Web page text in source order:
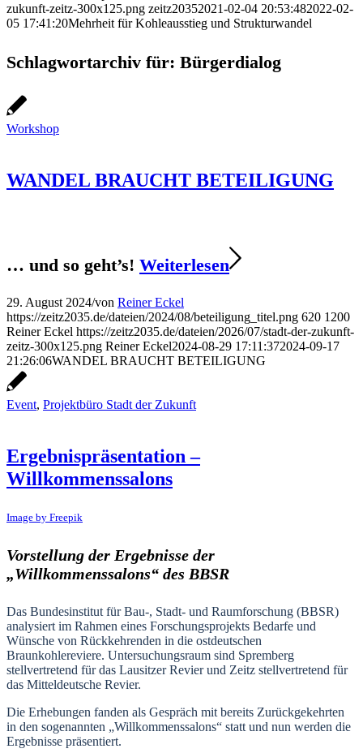
zukunft-zeitz-300x125.png zeitz20352021-02-04 20:53:482022-02-
05 17:41:20Mehrheit für Kohleausstieg und Strukturwandel
Schlagwortarchiv für: Bürgerdialog
Workshop
WANDEL BRAUCHT BETEILIGUNG
… und so geht’s! Weiterlesen
29. August 2024/von Reiner Eckel
https://zeitz2035.de/dateien/2024/08/beteiligung_titel.png 620 1200
Reiner Eckel https://zeitz2035.de/dateien/2026/07/stadt-der-zukunft-
zeitz-300x125.png Reiner Eckel2024-08-29 17:11:372024-09-17
21:26:06WANDEL BRAUCHT BETEILIGUNG
Event, Projektbüro Stadt der Zukunft
Ergebnispräsentation –
Willkommenssalons
Image by Freepik
Vorstellung der Ergebnisse der
„Willkommenssalons“ des BBSR
Das Bundesinstitut für Bau-, Stadt- und Raumforschung (BBSR)
analysiert im Rahmen eines Forschungsprojekts Bedarfe und
Wünsche von Rückkehrenden in die ostdeutschen
Braunkohlereviere. Untersuchungsraum sind Spremberg
stellvertretend für das Lausitzer Revier und Zeitz stellvertretend für
das Mitteldeutsche Revier.
Die Erhebungen fanden als Gespräch mit bereits Zurückgekehrten
in den sogenannten „Willkommenssalons“ statt und nun werden die
Ergebnisse präsentiert.